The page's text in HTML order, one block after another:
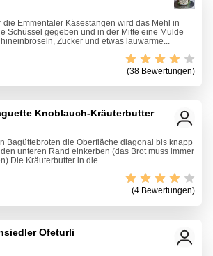
die Emmentaler Käsestangen wird das Mehl in
Schüssel gegeben und in der Mitte eine Mulde
Zucker und etwas lauwarme...
(38 Bewertungen)
Knoblauch-Kräuterbutter
Bagüttebroten die Oberfläche diagonal bis knapp
unteren Rand einkerben (das Brot muss immer
Die Kräuterbutter in die...
(4 Bewertungen)
Ofeturli